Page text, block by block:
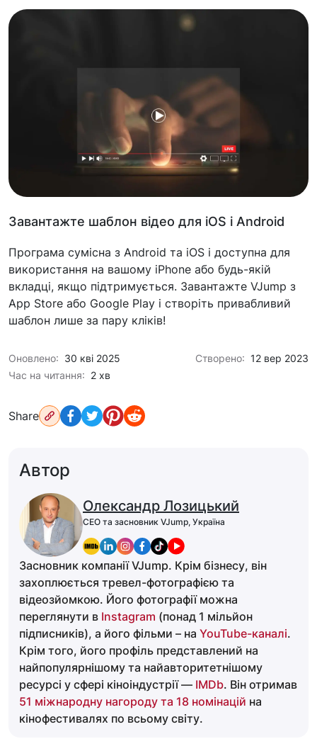
Завантажте шаблон відео для iOS і Android
Програма сумісна з Android та iOS і доступна для
використання на вашому iPhone або будь-якій
вкладці, якщо підтримується. Завантажте VJump з
App Store або Google Play і створіть привабливий
шаблон лише за пару кліків!
Оновлено: 30 кві 2025 Створено: 12 вер 2023
Час на читання: 2 хв
Share
Автор
Олександр Лозицький
CEO та засновник VJump, Україна
Засновник компанії VJump. Крім бізнесу, він
захоплюється тревел-фотографією та
відеозйомкою. Його фотографії можна
переглянути в Instagram (понад 1 мільйон
підписників), а його фільми – на YouTube-каналі.
Крім того, його профіль представлений на
найпопулярнішому та найавторитетнішому
ресурсі у сфері кіноіндустрії — IMDb. Він отримав
51 міжнародну нагороду та 18 номінацій на
кінофестивалях по всьому світу.